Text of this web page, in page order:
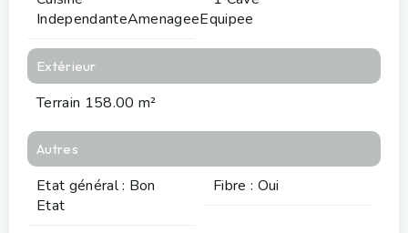
IndependanteAmenageeEquipee
Extérieur
Terrain 158.00 m²
Autres
Etat général : Bon
Etat
Fibre : Oui